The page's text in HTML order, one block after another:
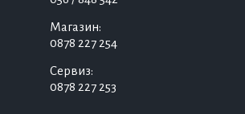
Магазин:
0878 227 254
Сервиз:
0878 227 253